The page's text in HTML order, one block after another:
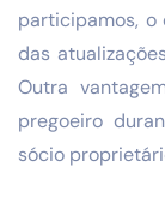
participamos, o
das
Outra
pregoeiro
sócio